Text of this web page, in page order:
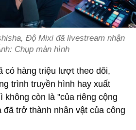
Độ Mixi đã livestream nhận
Chụp màn hình
có hàng triệu lượt theo dõi,
trình truyền hình hay xuất
không còn là "của riêng cộng
đã trở thành nhân vật của công